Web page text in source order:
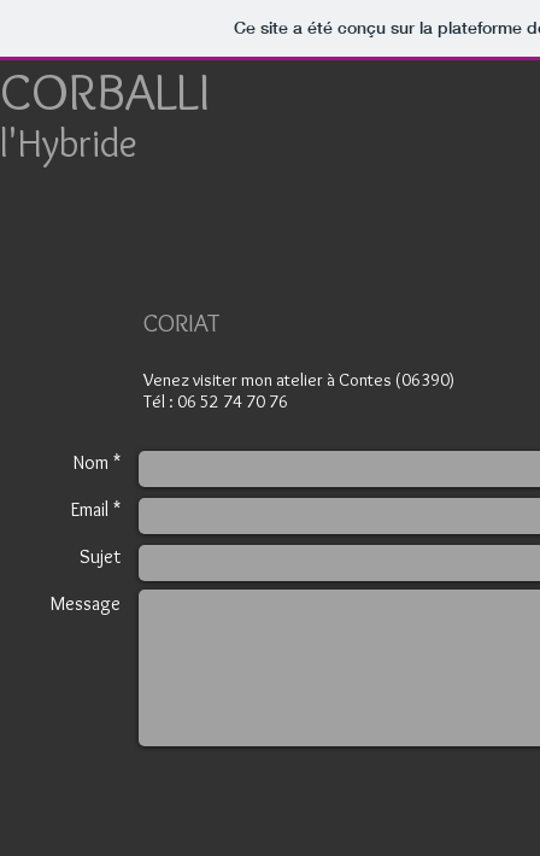
Ce site a été conçu sur la plateforme
CORBALLI
l'Hybride
CORIAT
Venez visiter mon atelier à Contes (06390)
Tél : 06 52 74 70 76
Nom *
Email *
Sujet
Message